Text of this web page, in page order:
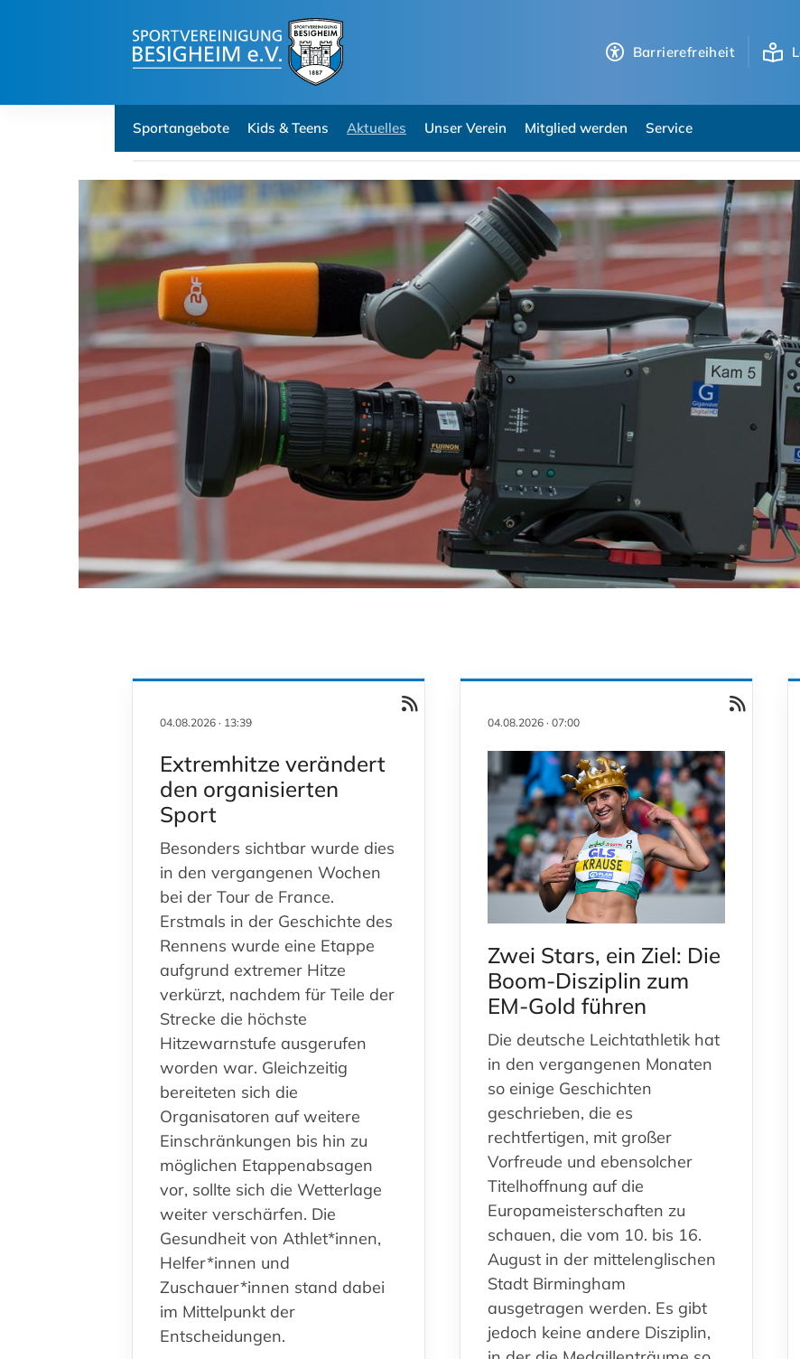
Barrierefreiheit
Sportangebote Kids & Teens Aktuelles Unser Verein Mitglied werden Service
Aktuelles Sportdeutschland-News
04.08.2026 · 13:39
Extremhitze verändert
den organisierten
Sport
Besonders sichtbar wurde dies
in den vergangenen Wochen
bei der Tour de France.
Erstmals in der Geschichte des
Rennens wurde eine Etappe
aufgrund extremer Hitze
verkürzt, nachdem für Teile der
Strecke die höchste
Hitzewarnstufe ausgerufen
worden war. Gleichzeitig
bereiteten sich die
Organisatoren auf weitere
Einschränkungen bis hin zu
möglichen Etappenabsagen
vor, sollte sich die Wetterlage
weiter verschärfen. Die
Gesundheit von Athlet*innen,
Helfer*innen und
Zuschauer*innen stand dabei
im Mittelpunkt der
Entscheidungen.
04.08.2026 · 07:00
Zwei Stars, ein Ziel: Die
Boom-Disziplin zum
EM-Gold führen
Die deutsche Leichtathletik hat
in den vergangenen Monaten
so einige Geschichten
geschrieben, die es
rechtfertigen, mit großer
Vorfreude und ebensolcher
Titelhoffnung auf die
Europameisterschaften zu
schauen, die vom 10. bis 16.
August in der mittelenglischen
Stadt Birmingham
ausgetragen werden. Es gibt
jedoch keine andere Disziplin,